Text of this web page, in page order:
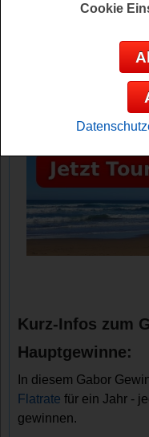
Kurz-Infos zum
Hauptgewinne:
In diesem Gabor
Flatrate für ein Jahr -
gewinnen.
Cookie